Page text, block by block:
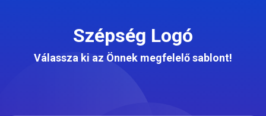
Szépség Logó
Válassza ki az Önnek megfelelő sablont!